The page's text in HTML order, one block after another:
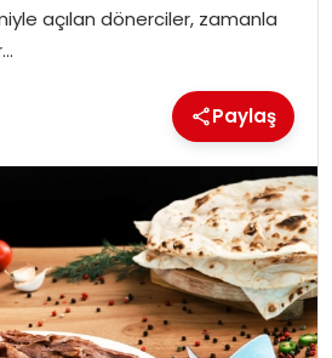
açılan dönerciler, zamanla
Paylaş